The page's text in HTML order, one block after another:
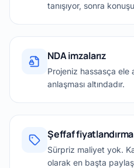
tanışıyor, sonra
NDA imzalarız
Projeniz hassasça ele
anlaşması altındadır.
Şeffaf fiyatlandırma
Sürpriz maliyet yok.
olarak en başta